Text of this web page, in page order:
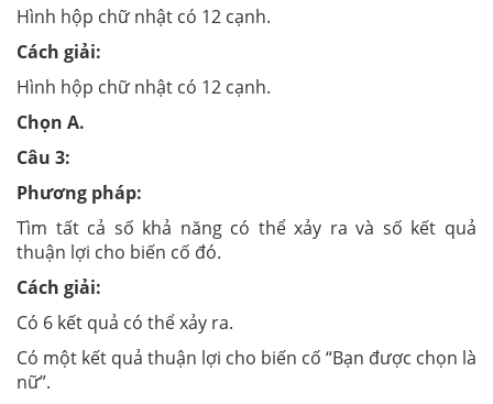
Hình hộp chữ nhật có 12 cạnh.
Cách giải:
Hình hộp chữ nhật có 12 cạnh.
Chọn A.
Câu 3:
Phương pháp:
Tìm tất cả số khả năng có thể xảy ra và số kết quả
thuận lợi cho biến cố đó.
Cách giải:
Có 6 kết quả có thể xảy ra.
Có một kết quả thuận lợi cho biến cố “Bạn được chọn là
nữ”.